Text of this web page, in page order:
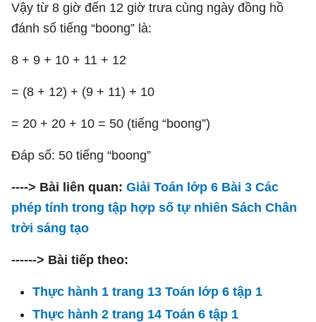
Vậy từ 8 giờ đến 12 giờ trưa cùng ngày đồng hồ
đánh số tiếng “boong” là:
8 + 9 + 10 + 11 + 12
= (8 + 12) + (9 + 11) + 10
= 20 + 20 + 10 = 50 (tiếng “boong”)
Đáp số: 50 tiếng “boong”
----> Bài liên quan: Giải Toán lớp 6 Bài 3 Các
phép tính trong tập hợp số tự nhiên Sách Chân
trời sáng tạo
------> Bài tiếp theo:
Thực hành 1 trang 13 Toán lớp 6 tập 1
Thực hành 2 trang 14 Toán 6 tập 1